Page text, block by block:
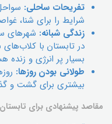
تفریحات ساحلی:
شرایط را برای شنا،
زندگی شبانه: شهرهای
در تابستان با
بسیار پر انرژی و زنده
طولانی بودن روزها:
بیشتری برای گشت و
مقاصد پیشنهادی برای